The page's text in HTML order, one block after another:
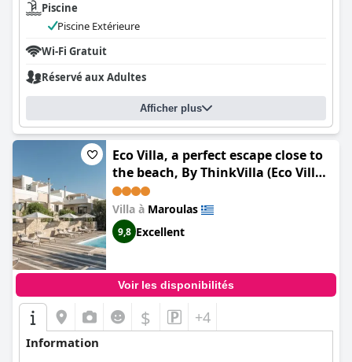
Piscine
Piscine Extérieure
Wi-Fi Gratuit
Réservé aux Adultes
Afficher plus
Eco Villa, a perfect escape close to
the beach, By ThinkVilla (Eco Villa,
Serene Nature Retreat Near the
Beach)
Villa à Maroulas
9,8 Excellent
Voir les disponibilités
$ +4
Information